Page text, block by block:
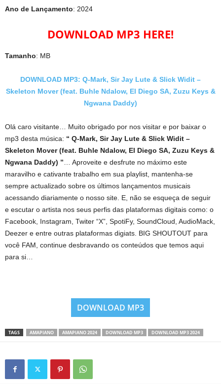
Ano de Lançamento: 2024
DOWNLOAD MP3 HERE!
Tamanho: MB
DOWNLOAD MP3: Q-Mark, Sir Jay Lute & Slick Widit –
Skeleton Mover (feat. Buhle Ndalow, El Diego SA, Zuzu Keys &
Ngwana Daddy)
Olá caro visitante… Muito obrigado por nos visitar e por baixar o
mp3 desta música: “ Q-Mark, Sir Jay Lute & Slick Widit –
Skeleton Mover (feat. Buhle Ndalow, El Diego SA, Zuzu Keys &
Ngwana Daddy) ” … Aproveite e desfrute no máximo este
maravilho e cativante trabalho em sua playlist, mantenha-se
sempre actualizado sobre os últimos lançamentos musicais
acessando diariamente o nosso site. E, não se esqueça de seguir
e escutar o artista nos seus perfis das plataformas digitais como: o
Facebook, Instagram, Twiter “X”, SpotiFy, SoundCloud, AudioMack,
Deezer e entre outras plataformas digiats. BIG SHOUTOUT para
você FAM, continue desbravando os conteúdos que temos aqui
para si…
DOWNLOAD MP3
TAGS AMAPIANO AMAPIANO 2024 DOWNLOAD MP3 DOWNLOAD MP3 2024